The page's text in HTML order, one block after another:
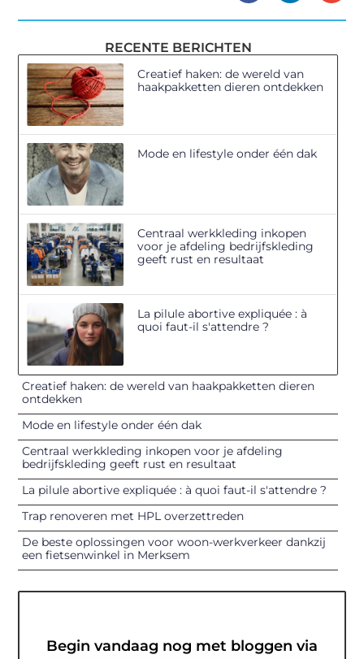
RECENTE BERICHTEN
Creatief haken: de wereld van
haakpakketten dieren ontdekken
Mode en lifestyle onder één dak
Centraal werkkleding inkopen
voor je afdeling bedrijfskleding
geeft rust en resultaat
La pilule abortive expliquée : à
quoi faut-il s'attendre ?
Creatief haken: de wereld van haakpakketten dieren
ontdekken
Mode en lifestyle onder één dak
Centraal werkkleding inkopen voor je afdeling
bedrijfskleding geeft rust en resultaat
La pilule abortive expliquée : à quoi faut-il s'attendre ?
Trap renoveren met HPL overzettreden
De beste oplossingen voor woon-werkverkeer dankzij
een fietsenwinkel in Merksem
Begin vandaag nog met bloggen via